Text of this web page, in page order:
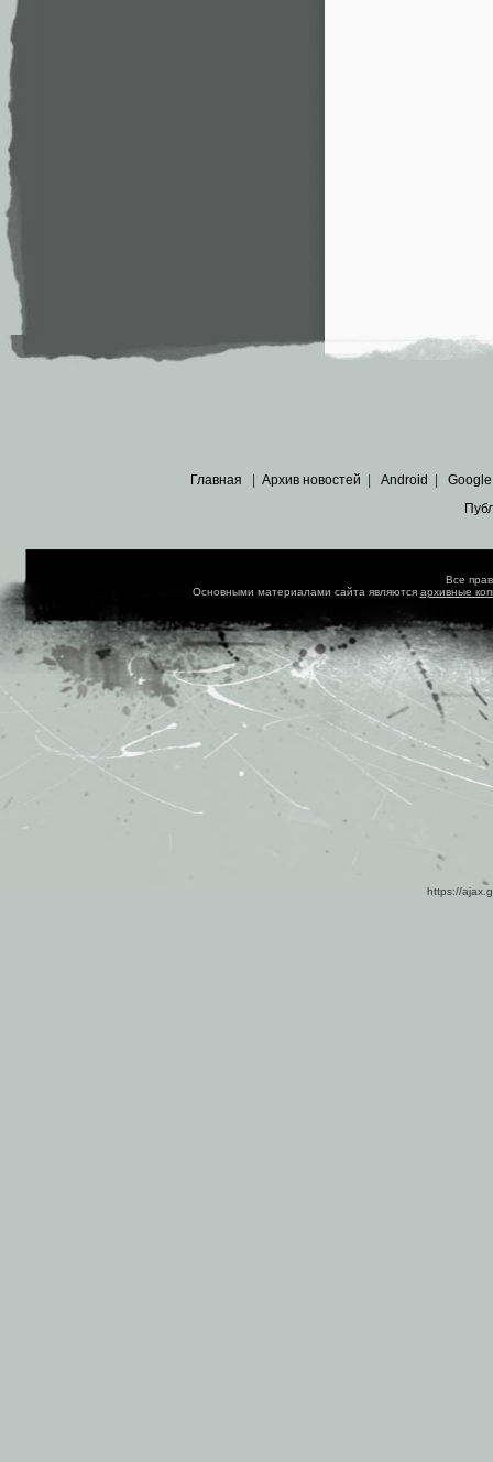
Главная Архив новостей Android Google
Все
Основными материалами сайта являются архивные
https://